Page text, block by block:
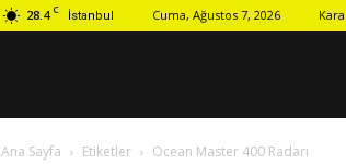
28.4 C İstanbul Cuma, Ağustos 7, 2026 Kara
Ana Sayfa Etiketler Ocean Master 400 Radarı